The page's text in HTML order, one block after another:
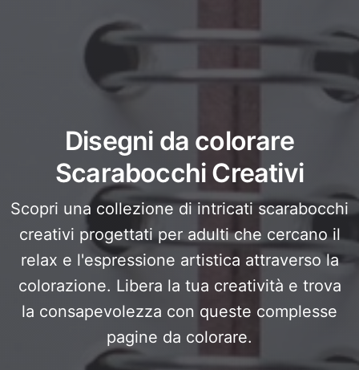
Disegni da colorare
Scarabocchi Creativi
Scopri una collezione di intricati scarabocchi
creativi progettati per adulti che cercano il
relax e l'espressione artistica attraverso la
colorazione. Libera la tua creatività e trova
la consapevolezza con queste complesse
pagine da colorare.